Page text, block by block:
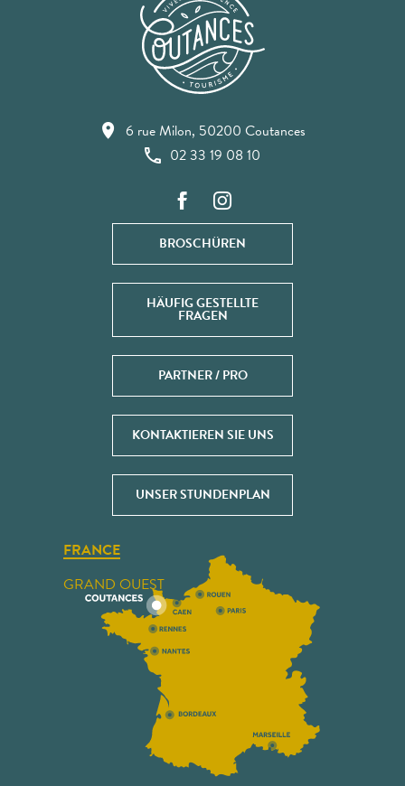
6 rue Milon, 50200 Coutances
02 33 19 08 10
BROSCHÜREN
HÄUFIG GESTELLTE
FRAGEN
PARTNER / PRO
KONTAKTIEREN SIE UNS
UNSER STUNDENPLAN
FRANCE
GRAND OUEST